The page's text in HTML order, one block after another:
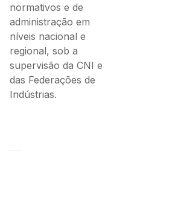
normativos e de
administração em
níveis nacional e
regional, sob a
supervisão da CNI e
das Federações de
Indústrias.